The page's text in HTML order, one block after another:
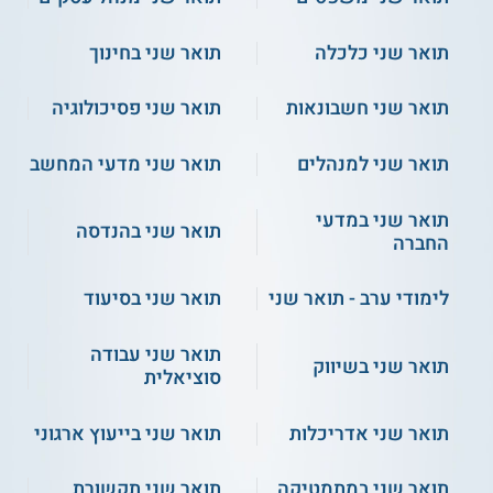
שואה וזקנה
תזונת קשישים
הזקן ומשפחתו
ניהול ותפעול בתי אבות
סוציולוגיה של הבריאות
רשתות חברתיות בעת זקנה
זקנה בהלכה ובמורשת היהודית
תיאוריות ניהול בשירותים לזקנים
ועוד
תואר שני כלכלה
תואר שני בחינוך
תואר שני חשבונאות
תואר שני פסיכולוגיה
תואר שני למנהלים
תואר שני מדעי המחשב
תואר שני במדעי
החברה
תואר שני בהנדסה
לימודי ערב - תואר שני תואר שני בסיעוד
תואר שני בשיווק
תואר שני עבודה
סוציאלית
תואר שני אדריכלות
תואר שני בייעוץ ארגוני